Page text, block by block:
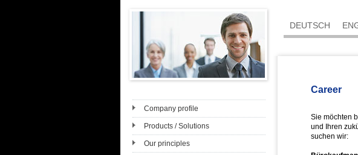
Company profile
Products / Solutions
Our principles
DEUTSCH
Career
Sie möchten
und Ihren
suchen wir: